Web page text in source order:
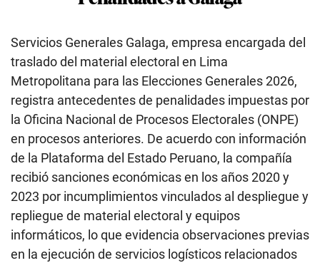
Servicios Generales Galaga, empresa encargada del
traslado del material electoral en Lima
Metropolitana para las Elecciones Generales 2026,
registra antecedentes de penalidades impuestas por
la Oficina Nacional de Procesos Electorales (ONPE)
en procesos anteriores. De acuerdo con información
de la Plataforma del Estado Peruano, la compañía
recibió sanciones económicas en los años 2020 y
2023 por incumplimientos vinculados al despliegue y
repliegue de material electoral y equipos
informáticos, lo que evidencia observaciones previas
en la ejecución de servicios logísticos relacionados